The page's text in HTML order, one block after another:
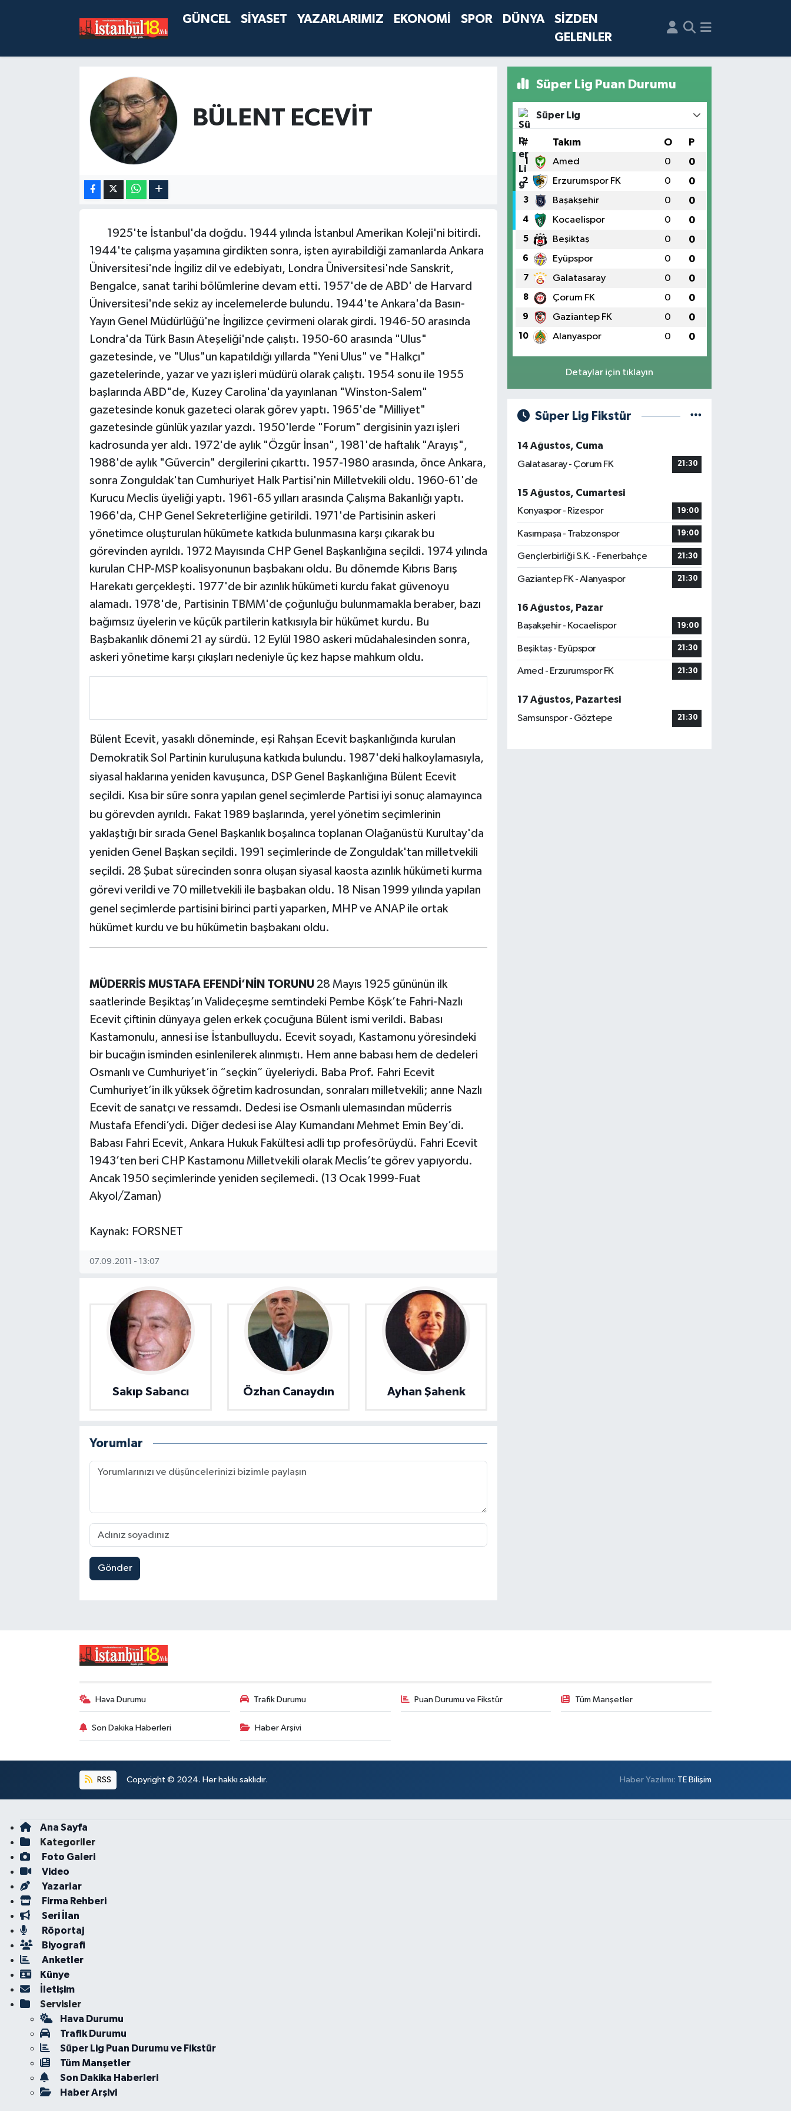
GÜNCEL SİYASET YAZARLARIMIZ EKONOMİ SPOR DÜNYA
SİZDEN
GELENLER
BÜLENT ECEVIT
1925'te İstanbul'da doğdu. 1944 yılında İstanbul Amerikan Koleji'ni bitirdi.
1944'te çalışma yaşamına girdikten sonra, işten ayırabildiği zamanlarda Ankara
Üniversitesi'nde İngiliz dil ve edebiyatı, Londra Üniversitesi'nde Sanskrit,
Bengalce, sanat tarihi bölümlerine devam etti. 1957'de de ABD' de Harvard
Üniversitesi'nde sekiz ay incelemelerde bulundu. 1944'te Ankara'da Basın-
Yayın Genel Müdürlüğü'ne İngilizce çevirmeni olarak girdi. 1946-50 arasında
Londra'da Türk Basın Ateşeliği'nde çalıştı. 1950-60 arasında "Ulus"
gazetesinde, ve "Ulus"un kapatıldığı yıllarda "Yeni Ulus" ve "Halkçı"
gazetelerinde, yazar ve yazı işleri müdürü olarak çalıştı. 1954 sonu ile 1955
başlarında ABD"de, Kuzey Carolina'da yayınlanan "Winston-Salem"
gazetesinde konuk gazeteci olarak görev yaptı. 1965'de "Milliyet"
gazetesinde günlük yazılar yazdı. 1950'lerde "Forum" dergisinin yazı işleri
kadrosunda yer aldı. 1972'de aylık "Özgür İnsan", 1981'de haftalık "Arayış",
1988'de aylık "Güvercin" dergilerini çıkarttı. 1957-1980 arasında, önce Ankara,
sonra Zonguldak'tan Cumhuriyet Halk Partisi'nin Milletvekili oldu. 1960-61'de
Kurucu Meclis üyeliği yaptı. 1961-65 yılları arasında Çalışma Bakanlığı yaptı.
1966'da, CHP Genel Sekreterliğine getirildi. 1971'de Partisinin askeri
yönetimce oluşturulan hükümete katkıda bulunmasına karşı çıkarak bu
görevinden ayrıldı. 1972 Mayısında CHP Genel Başkanlığına seçildi. 1974 yılında
kurulan CHP-MSP koalisyonunun başbakanı oldu. Bu dönemde Kıbrıs Barış
Harekatı gerçekleşti. 1977'de bir azınlık hükümeti kurdu fakat güvenoyu
alamadı. 1978'de, Partisinin TBMM'de çoğunluğu bulunmamakla beraber, bazı
bağımsız üyelerin ve küçük partilerin katkısıyla bir hükümet kurdu. Bu
Başbakanlık dönemi 21 ay sürdü. 12 Eylül 1980 askeri müdahalesinden sonra,
askeri yönetime karşı çıkışları nedeniyle üç kez hapse mahkum oldu.
Bülent Ecevit, yasaklı döneminde, eşi Rahşan Ecevit başkanlığında kurulan
Demokratik Sol Partinin kuruluşuna katkıda bulundu. 1987'deki halkoylamasıyla,
siyasal haklarına yeniden kavuşunca, DSP Genel Başkanlığına Bülent Ecevit
seçildi. Kısa bir süre sonra yapılan genel seçimlerde Partisi iyi sonuç alamayınca
bu görevden ayrıldı. Fakat 1989 başlarında, yerel yönetim seçimlerinin
yaklaştığı bir sırada Genel Başkanlık boşalınca toplanan Olağanüstü Kurultay'da
yeniden Genel Başkan seçildi. 1991 seçimlerinde de Zonguldak'tan milletvekili
seçildi. 28 Şubat sürecinden sonra oluşan siyasal kaosta azınlık hükümeti kurma
görevi verildi ve 70 milletvekili ile başbakan oldu. 18 Nisan 1999 yılında yapılan
genel seçimlerde partisini birinci parti yaparken, MHP ve ANAP ile ortak
hükümet kurdu ve bu hükümetin başbakanı oldu.
MÜDERRİS MUSTAFA EFENDİ’NİN TORUNU28 Mayıs 1925 gününün ilk
saatlerinde Beşiktaş’ın Valideçeşme semtindeki Pembe Köşk’te Fahri-Nazlı
Ecevit çiftinin dünyaya gelen erkek çocuğuna Bülent ismi verildi. Babası
Kastamonulu, annesi ise İstanbulluydu. Ecevit soyadı, Kastamonu yöresindeki
bir bucağın isminden esinlenilerek alınmıştı. Hem anne babası hem de dedeleri
Osmanlı ve Cumhuriyet’in “seçkin” üyeleriydi. Baba Prof. Fahri Ecevit
Cumhuriyet’in ilk yüksek öğretim kadrosundan, sonraları milletvekili; anne Nazlı
Ecevit de sanatçı ve ressamdı. Dedesi ise Osmanlı ulemasından müderris
Mustafa Efendi’ydi. Diğer dedesi ise Alay Kumandanı Mehmet Emin Bey’di.
Babası Fahri Ecevit, Ankara Hukuk Fakültesi adli tıp profesörüydü. Fahri Ecevit
1943’ten beri CHP Kastamonu Milletvekili olarak Meclis’te görev yapıyordu.
Ancak 1950 seçimlerinde yeniden seçilemedi. (13 Ocak 1999-Fuat
Akyol/Zaman)
Kaynak: FORSNET
07.09.2011 - 13:07
Sakıp Sabancı Özhan Canaydın Ayhan Şahenk
Yorumlar
Gönder
Süper Lig Puan Durumu
Süper Lig
# Takım O P
1 Amed 0 0
2 Erzurumspor FK 0 0
3 Başakşehir 0 0
4 Kocaelispor 0 0
5 Beşiktaş 0 0
6 Eyüpspor 0 0
7 Galatasaray 0 0
8 Çorum FK 0 0
9 Gaziantep FK 0 0
10 Alanyaspor 0 0
Detaylar için tıklayın
Süper Lig Fikstür
14 Ağustos, Cuma
Galatasaray - Çorum FK
21:30
15 Ağustos, Cumartesi
Konyaspor - Rizespor
19:00
Kasımpaşa - Trabzonspor 19:00
Gençlerbirliği S.K. - Fenerbahçe 21:30
Gaziantep FK - Alanyaspor 21:30
16 Ağustos, Pazar
Başakşehir - Kocaelispor
19:00
Beşiktaş - Eyüpspor 21:30
Amed - Erzurumspor FK 21:30
17 Ağustos, Pazartesi
Samsunspor - Göztepe
21:30
Hava Durumu Trafik Durumu Puan Durumu ve Fikstür Tüm Manşetler
Son Dakika Haberleri Haber Arşivi
RSS Copyright © 2024. Her hakkı saklıdır. Haber Yazılımı: TE Bilişim
Ana Sayfa
Kategoriler
Foto Galeri
Video
Yazarlar
Firma Rehberi
Seri İlan
Röportaj
Biyografi
Anketler
Künye
İletişim
Servisler
Hava Durumu
Trafik Durumu
Süper Lig Puan Durumu ve Fikstür
Tüm Manşetler
Son Dakika Haberleri
Haber Arşivi